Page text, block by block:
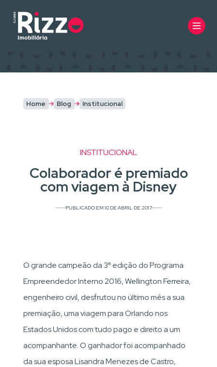
Home Blog Institucional
INSTITUCIONAL
Colaborador é premiado
com viagem à Disney
PUBLICADO EM 10 DE ABRIL DE 2017
O grande campeão da 3ª edição do Programa
Empreendedor Interno 2016, Wellington Ferreira,
engenheiro civil, desfrutou no último mês a sua
premiação, uma viagem para Orlando nos
Estados Unidos com tudo pago e direito a um
acompanhante. O ganhador foi acompanhado
da sua esposa Lisandra Menezes de Castro,